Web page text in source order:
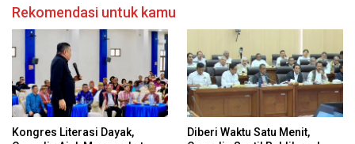
Rekomendasi untuk kamu
Kongres Literasi Dayak,
Diberi Waktu Satu Menit,